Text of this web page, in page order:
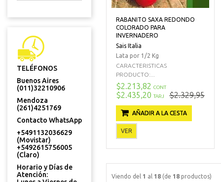
TELÉFONOS
Buenos Aires
(011)32210906
Mendoza
(261)4251769
Contacto WhatsApp
+5491132036629
(Movistar)
+5492615756005
(Claro)
Horario y Días de
Atención:
RABANITO SAXA REDONDO
COLORADO PARA
INVERNADERO
Sais Italia
Lata por 1/2 Kg
CARACTERISTICAS
PRODUCTO:...
$2.213,82 CONT
$2.435,20 TARJ $2.329,95
AÑADIR A LA CESTA
VER
Viendo del 1 al 18 (de 18 productos)